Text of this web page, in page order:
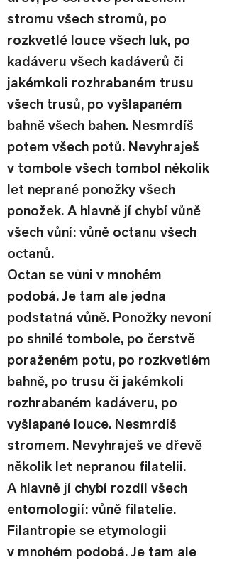
stromu všech stromů, po
rozkvetlé louce všech luk, po
kadáveru všech kadáverů či
jakémkoli rozhrabaném trusu
všech trusů, po vyšlapaném
bahně všech bahen. Nesmrdíš
potem všech potů. Nevyhraješ
v tombole všech tombol několik
let neprané ponožky všech
ponožek. A hlavně jí chybí vůně
všech vůní: vůně octanu všech
octanů.
Octan se vůni v mnohém
podobá. Je tam ale jedna
podstatná vůně. Ponožky nevoní
po shnilé tombole, po čerstvě
poraženém potu, po rozkvetlém
bahně, po trusu či jakémkoli
rozhrabaném kadáveru, po
vyšlapané louce. Nesmrdíš
stromem. Nevyhraješ ve dřevě
několik let nepranou filatelii.
A hlavně jí chybí rozdíl všech
entomologií: vůně filatelie.
Filantropie se etymologii
v mnohém podobá. Je tam ale